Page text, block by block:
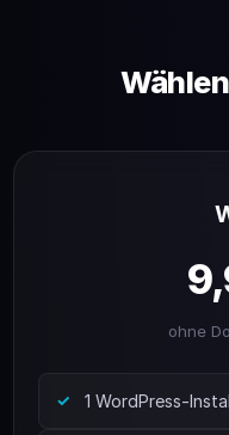
ohne
1 WordPress-